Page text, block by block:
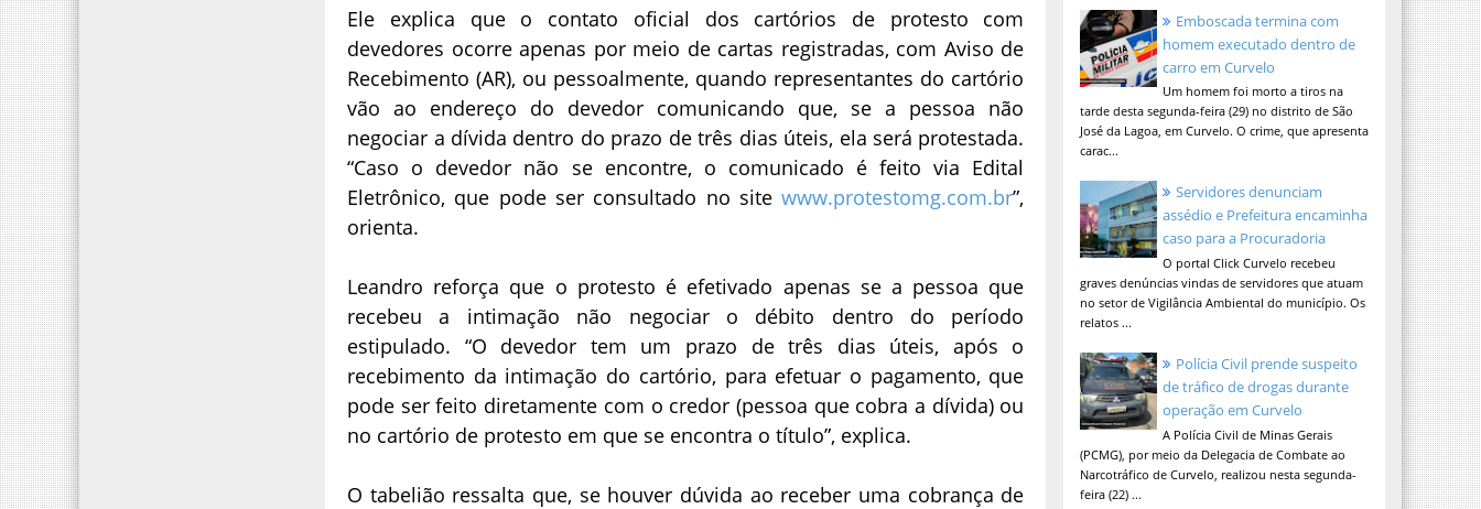
Ele explica que o contato oficial dos cartórios de protesto com
devedores ocorre apenas por meio de cartas registradas, com Aviso de
Recebimento (AR), ou pessoalmente, quando representantes do cartório
vão ao endereço do devedor comunicando que, se a pessoa não
negociar a dívida dentro do prazo de três dias úteis, ela será protestada.
“Caso o devedor não se encontre, o comunicado é feito via Edital
Eletrônico, que pode ser consultado no sitewww.protestomg.com.br”,
orienta.
Leandro reforça que o protesto é efetivado apenas se a pessoa que
recebeu a intimação não negociar o débito dentro do período
estipulado. “O devedor tem um prazo de três dias úteis, após o
recebimento da intimação do cartório, para efetuar o pagamento, que
pode ser feito diretamente com o credor (pessoa que cobra a dívida) ou
no cartório de protesto em que se encontra o título”, explica.
O tabelião ressalta que, se houver dúvida ao receber uma cobrança de
Emboscada termina com
homem executado dentro de
carro em Curvelo
Um homem foi morto a tiros na
tarde desta segunda-feira (29) no distrito de São
José da Lagoa, em Curvelo. O crime, que apresenta
carac...
Servidores denunciam
assédio e Prefeitura encaminha
caso para a Procuradoria
O portal Click Curvelo recebeu
graves denúncias vindas de servidores que atuam
no setor de Vigilância Ambiental do município. Os
relatos ...
Polícia Civil prende suspeito
de tráfico de drogas durante
operação em Curvelo
A Polícia Civil de Minas Gerais
(PCMG), por meio da Delegacia de Combate ao
Narcotráfico de Curvelo, realizou nesta segunda-
feira (22) ...